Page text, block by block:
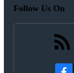
Follow Us On